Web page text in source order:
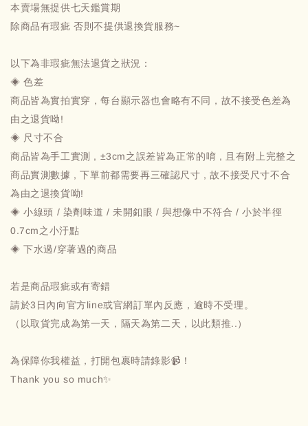
本賣場無提供七天鑑賞期
除商品有瑕疵 否則不提供退換貨服務~
以下為非瑕疵無法退貨之狀況：
◈ 色差
商品皆為實拍實穿，每台顯示器也會略有不同，故不接受色差為
由之退貨呦!
◈ 尺寸不合
商品皆為手工實測 , ±3cm之誤差皆為正常的唷 , 且有附上完整之
商品實測數據 , 下單前都需要再三確認尺寸 , 故不接受尺寸不合
為由之退換貨呦!
◈ 小線頭 / 染劑味道 / 未開釦眼 / 與想像中不符合 / 小於半徑
0.7cm之小汙點
◈ 下水過/穿著過的商品
若是商品瑕疵或有寄錯
請於3日內向官方line或官網訂單內反應，逾時不受理。
（以取貨完成為第一天，隔天為第二天，以此類推..）
為保障你我權益，打開包裹時請錄影📹！
Thank you so much✨